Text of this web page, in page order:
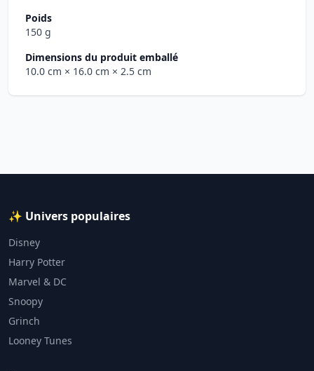
Poids
150 g
Dimensions du produit emballé
10.0 cm × 16.0 cm × 2.5 cm
✨ Univers populaires
Disney
Harry Potter
Marvel & DC
Snoopy
Grinch
Looney Tunes